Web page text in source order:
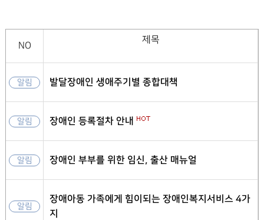
NO
제목
알림 발달장애인 생애주기별 종합대책
알림 장애인 등록절차 안내
알림 장애인 부부를 위한 임신, 출산 매뉴얼
알림
장애아동 가족에게 힘이되는 장애인복지서비스 4가
지